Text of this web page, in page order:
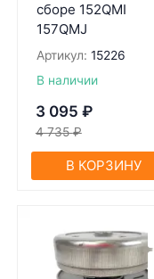
сборе 152QMI
157QMJ
Артикул: 15226
В наличии
3 095 ₽
4 735 ₽
В КОРЗИНУ